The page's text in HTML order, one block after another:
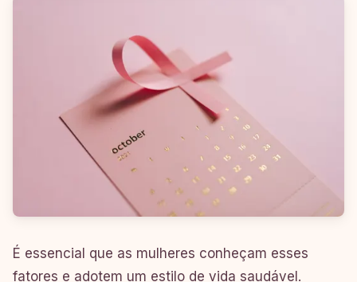
É essencial que as mulheres conheçam esses
fatores e adotem um estilo de vida saudável.